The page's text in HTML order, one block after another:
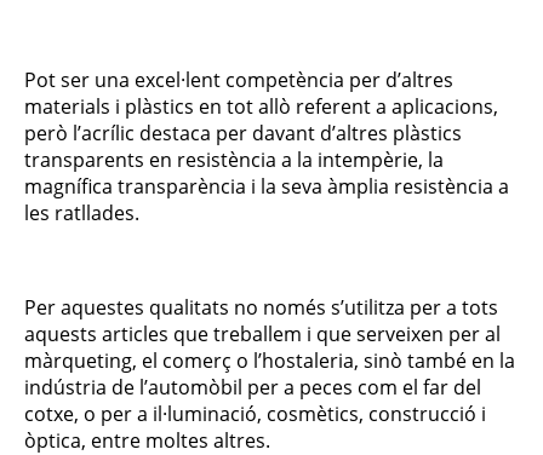
Pot ser una excel·lent competència per d’altres
materials i plàstics en tot allò referent a aplicacions,
però l’acrílic destaca per davant d’altres plàstics
transparents en resistència a la intempèrie, la
magnífica transparència i la seva àmplia resistència a
les ratllades.
Per aquestes qualitats no només s’utilitza per a tots
aquests articles que treballem i que serveixen per al
màrqueting, el comerç o l’hostaleria, sinò també en la
indústria de l’automòbil per a peces com el far del
cotxe, o per a il·luminació, cosmètics, construcció i
òptica, entre moltes altres.